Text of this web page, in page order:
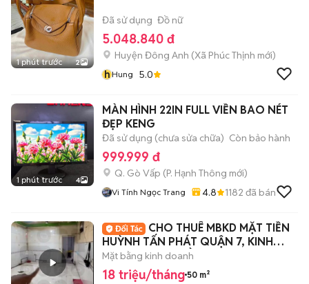
1 phút trước 2
Đã sử dụng Đồ nữ
5.048.840 đ
Huyện Đông Anh (Xã Phúc Thịnh mới)
hHung 5.0
1 phút trước 4
MÀN HÌNH 22IN FULL VIỀN BAO NÉT
ĐẸP KENG
Đã sử dụng (chưa sửa chữa) Còn bảo hành
999.999 đ
Q. Gò Vấp (P. Hạnh Thông mới)
Vi Tính Ngọc Trang 4.8 1182 đã bán
CHO THUÊ MBKD MẶT TIỀN
HUỲNH TẤN PHÁT QUẬN 7, KINH
DOANH ĐA NGHỀ
Mặt bằng kinh doanh
18 triệu/tháng 50 m²